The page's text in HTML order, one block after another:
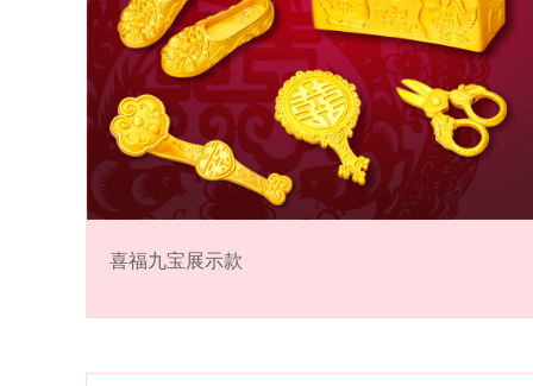
喜福九宝展示款